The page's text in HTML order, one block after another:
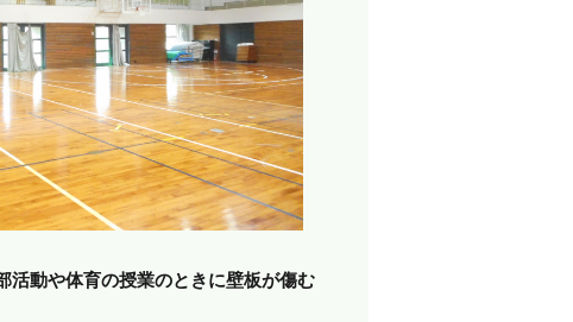
活動や体育の授業のときに壁板が傷む